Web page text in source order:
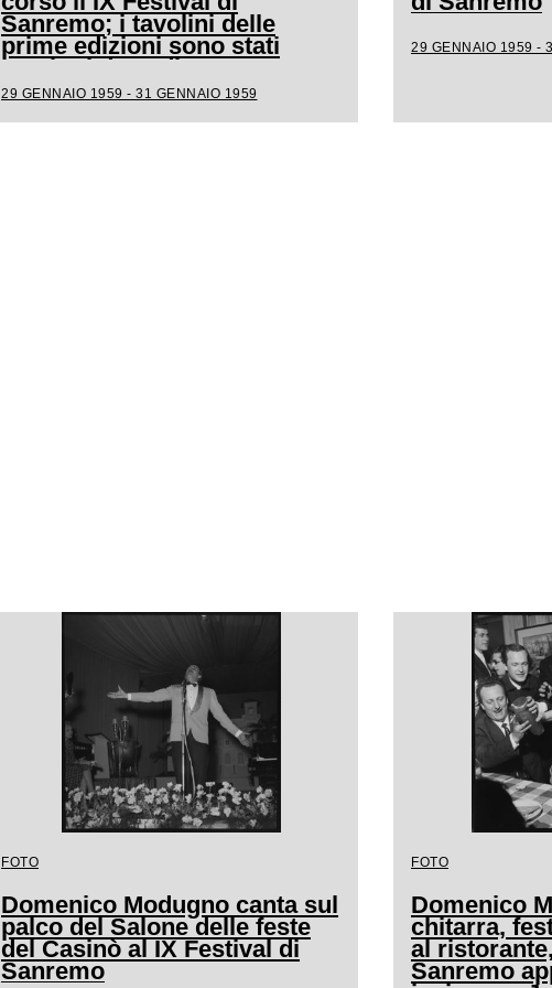
Sanremo; i tavolini delle
prime edizioni sono stati
sostituti da sedie per
accogliere più persone
29 GENNAIO 1959 - 31 GENNAIO 1959
29 GENNAIO 1959 -
FOTO
Domenico Modugno canta sul
palco del Salone delle feste
del Casinò al IX Festival di
Sanremo
FOTO
Domenico
chitarra,
al
Sanremo